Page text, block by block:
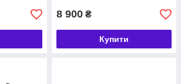
8 900 ₴
Купити